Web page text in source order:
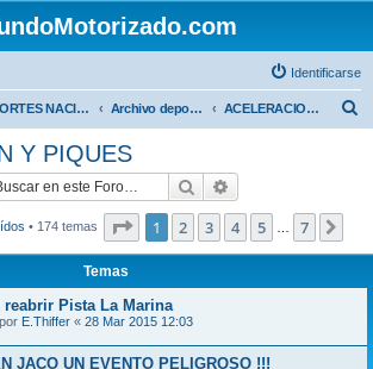
Identificarse
DEPORTES NACIONALES Archivo deportes nacionales ACELERACION Y PIQUES
Y PIQUES
Buscar
• 174 temas Página de
1 2 3 4 5 7
Temas
reabrir Pista La Marina
E.Thiffer « 28 Mar 2015 12:03
JACO UN EVENTO PELIGROSO !!!